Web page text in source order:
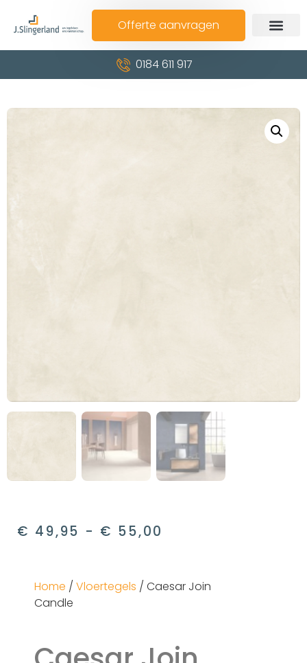
Offerte aanvragen
0184 611 917
€ 49,95 - € 55,00
Home / Vloertegels / Caesar Join
Candle